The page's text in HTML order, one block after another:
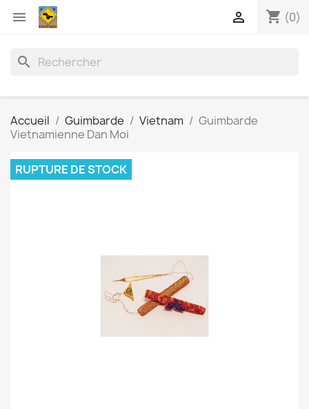
 shopping_cart (0)

search
Accueil Guimbarde Vietnam
Guimbarde
Vietnamienne Dan Moi
RUPTURE DE STOCK